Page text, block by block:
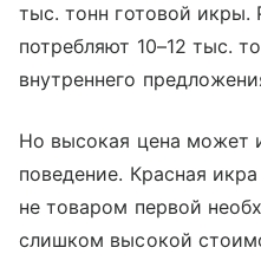
тыс. тонн готовой икры.
потребляют 10–12 тыс.
внутреннего
Но высокая цена может
поведение. Красная
не товаром первой
слишком высокой